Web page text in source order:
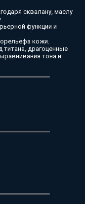
сквалану, маслу
функции и
кожи.
драгоценные
тона и